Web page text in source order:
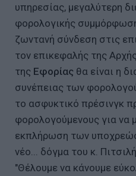
υπηρεσίας, μεγαλύτερη
φορολογικής
ζωντανή σύνδεση στις
τον επικεφαλής της
της Εφορίας θα είναι η
συνέπειας των
το ασφυκτικό πρέσινγκ
φορολογούμενους για να
εκπλήρωση των
νέο... δόγμα του κ.
"Θέλουμε να κάνουμε